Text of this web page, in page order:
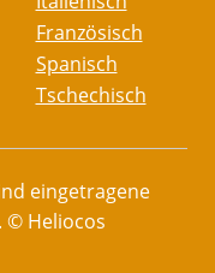
Französisch
Spanisch
Tschechisch
eingetragene
© Heliocos